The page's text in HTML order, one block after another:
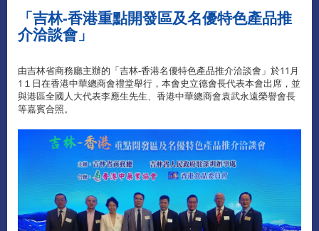
「吉林-香港重點開發區及名優特色產品推
介洽談會」
由吉林省商務廳主辦的「吉林-香港名優特色產品推介洽談會」於11月
1１日在香港中華總商會禮堂舉行，本會史立德會長代表本會出席，並
與港區全國人大代表李應生先生、香港中華總商會袁武永遠榮譽會長
等嘉賓合照。